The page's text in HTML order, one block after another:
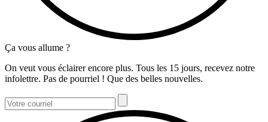
Ça vous allume ?
On veut vous éclairer encore plus. Tous les 15 jours, recevez notre
infolettre. Pas de pourriel ! Que des belles nouvelles.